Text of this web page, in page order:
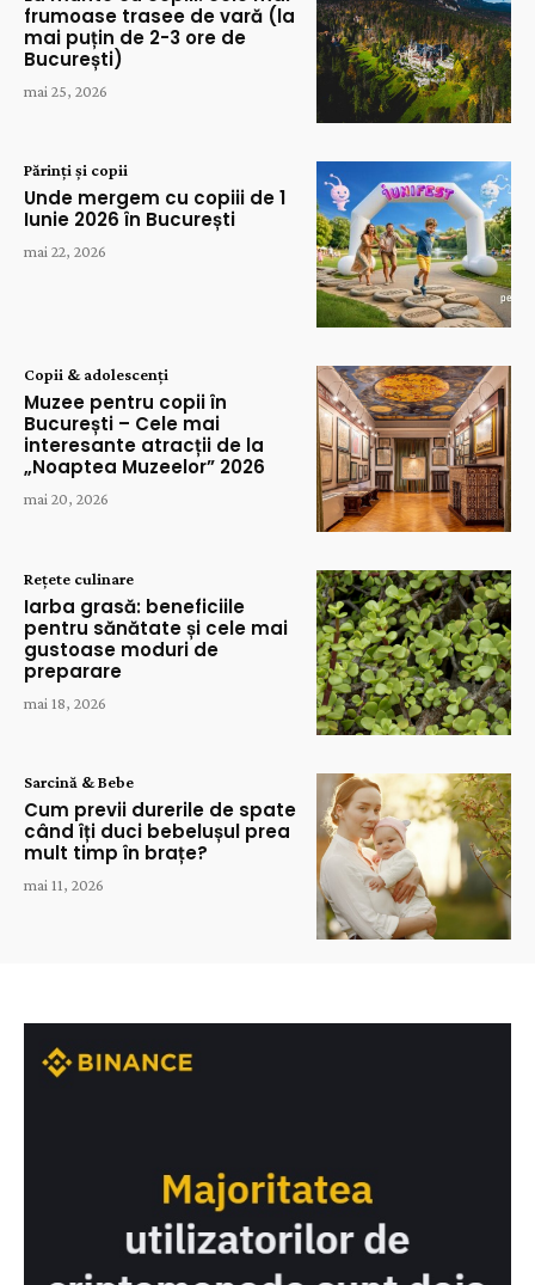
frumoase trasee de vară (la
mai puțin de 2-3 ore de
București)
mai 25, 2026
Părinți și copii
Unde mergem cu copiii de 1
Iunie 2026 în București
mai 22, 2026
Copii & adolescenți
Muzee pentru copii în
București – Cele mai
interesante atracții de la
„Noaptea Muzeelor” 2026
mai 20, 2026
Rețete culinare
Iarba grasă: beneficiile
pentru sănătate și cele mai
gustoase moduri de
preparare
mai 18, 2026
Sarcină & Bebe
Cum previi durerile de spate
când îți duci bebelușul prea
mult timp în brațe?
mai 11, 2026